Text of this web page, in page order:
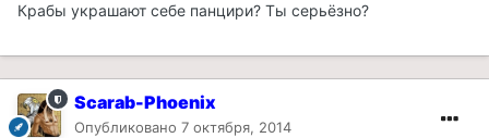
Крабы украшают себе панцири? Ты серьёзно?
Scarab-Phoenix
Опубликовано 7 октября, 2014